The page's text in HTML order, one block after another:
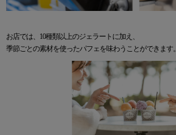
お店では、10種類以上のジェラートに加え、
季節ごとの素材を使ったパフェを味わうことができます。